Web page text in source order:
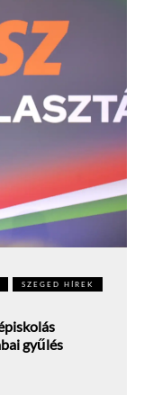
SZEGED HÍREK
gyűlés